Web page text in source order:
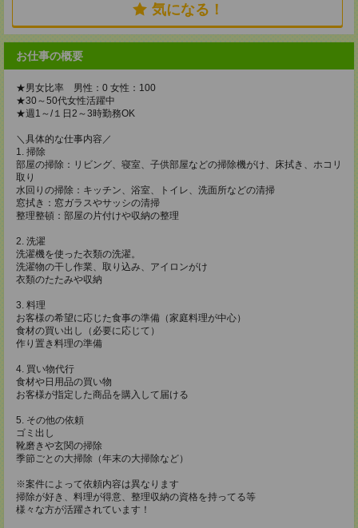
気になる！
お仕事の概要
★男女比率 男性：0 女性：100
★30～50代女性活躍中
★週1～/１日2～3時勤務OK
＼具体的な仕事内容／
1. 掃除
部屋の掃除：リビング、寝室、子供部屋などの掃除機がけ、床拭き、ホコリ
取り
水回りの掃除：キッチン、浴室、トイレ、洗面所などの清掃
窓拭き：窓ガラスやサッシの清掃
整理整頓：部屋の片付けや収納の整理
2. 洗濯
洗濯機を使った衣類の洗濯。
洗濯物の干し作業、取り込み、アイロンがけ
衣類のたたみや収納
3. 料理
お客様の希望に応じた食事の準備（家庭料理が中心）
食材の買い出し（必要に応じて）
作り置き料理の準備
4. 買い物代行
食材や日用品の買い物
お客様が指定した商品を購入して届ける
5. その他の依頼
ゴミ出し
靴磨きや玄関の掃除
季節ごとの大掃除（年末の大掃除など）
※案件によって依頼内容は異なります
掃除が好き、料理が得意、整理収納の資格を持ってる等
様々な方が活躍されています！